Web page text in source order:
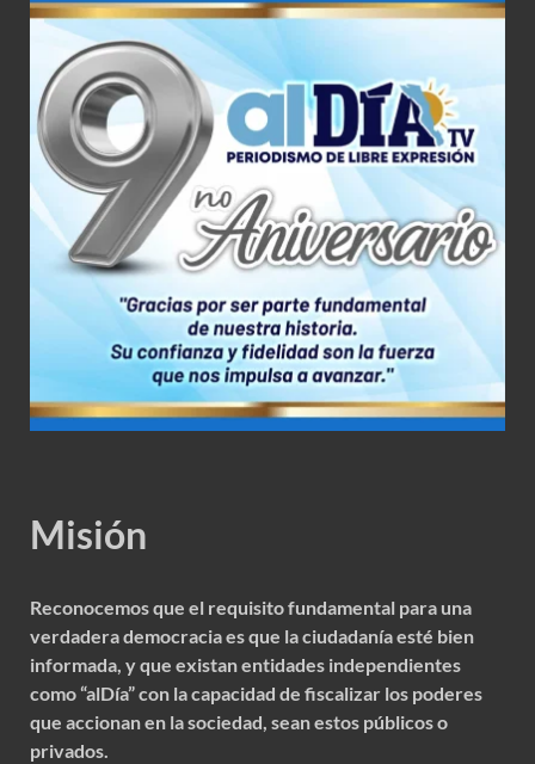
Misión
Reconocemos que el requisito fundamental para una
verdadera democracia es que la ciudadanía esté bien
informada, y que existan entidades independientes
como “alDía” con la capacidad de fiscalizar los poderes
que accionan en la sociedad, sean estos públicos o
privados.